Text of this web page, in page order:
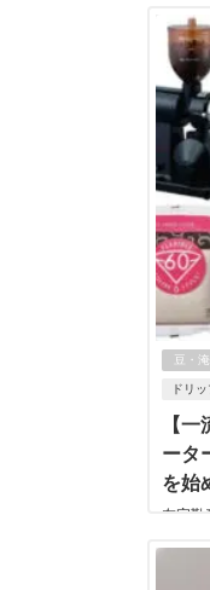
豆・
ドリ
【
ータ
を始
在宅勤
方は